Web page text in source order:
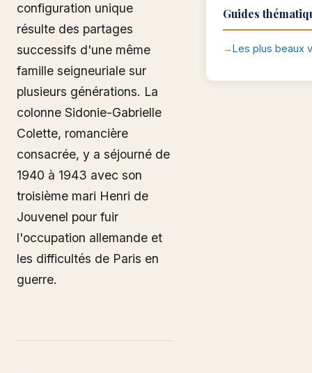
configuration unique
résulte des partages
successifs d'une même
famille seigneuriale sur
plusieurs générations. La
colonne Sidonie-Gabrielle
Colette, romancière
consacrée, y a séjourné de
1940 à 1943 avec son
troisième mari Henri de
Jouvenel pour fuir
l'occupation allemande et
les difficultés de Paris en
guerre.
Guides
Les plus beaux